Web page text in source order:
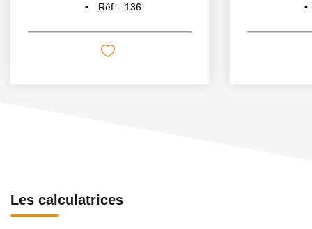
Réf :
136
Les calculatrices